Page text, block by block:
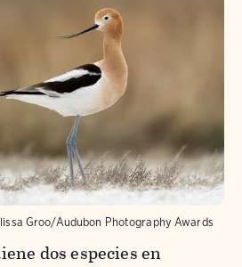
Groo/Audubon Photography Awards
dos especies en